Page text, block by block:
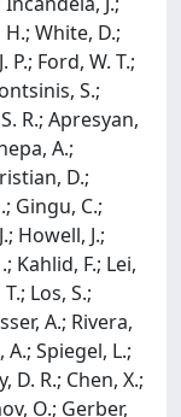
White, D.;
Ford, W. T.;
S.;
R.; Apresyan,
A.;
D.;
Gingu, C.;
Howell, J.;
Kahlid, F.; Lei,
Los, S.;
A.; Rivera,
A.; Spiegel, L.;
D. R.; Chen, X.;
O.; Gerber,